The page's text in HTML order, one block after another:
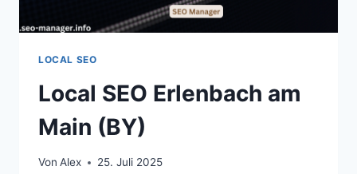
LOCAL SEO
Local SEO Erlenbach am
Main (BY)
Von Alex 25. Juli 2025